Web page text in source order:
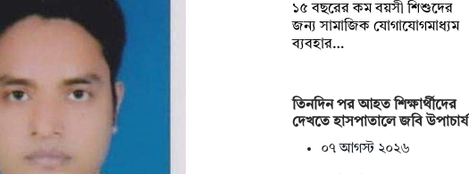
১৫ বছরের কম বয়সী শিশুদের
জন্য সামাজিক যোগাযোগমাধ্যম
ব্যবহার…
তিনদিন পর আহত শিক্ষার্থীদের
দেখতে হাসপাতালে জবি উপাচার্য
০৭ আগস্ট ২০২৬